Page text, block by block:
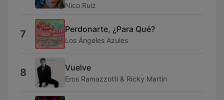
Nico Ruiz
7 Perdonarte, ¿Para Qué?
Los Ángeles Azules
8 Vuelve
Eros Ramazzotti & Ricky Martin